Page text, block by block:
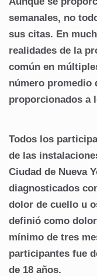
semanales, no
sus citas. En
realidades de la
común en
número promedio
proporcionados a
Todos los
de las
Ciudad de Nueva
diagnosticados
dolor de cuello u
definió como
mínimo de tres
participantes fue
de 18 años.